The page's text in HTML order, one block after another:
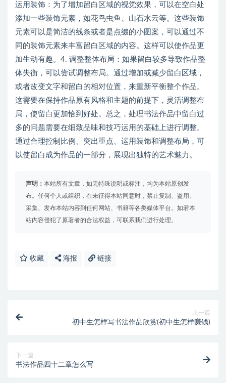
运用装饰：为了增加留白区域的视觉效果，可以在空白处
添加一些装饰元素，如花鸟虫鱼、山石水云等。这些装饰
元素可以是简洁的线条或者是点缀的小图案，可以通过不
同的装饰元素来丰富留白区域的内容。这样可以使作品更
加生动有趣。4. 调整整体布局：如果留白较多导致作品整
体失衡，可以尝试调整布局。通过增加或减少留白区域，
或者改变文字和留白的相对位置，来重新平衡整个作品。
这需要在保持作品原有风格和主题的前提下，灵活调整布
局，使留白更加恰到好处。总之，处理书法作品中留白过
多的问题需要在细致品味和技巧运用的基础上进行调整。
通过合理控制比例、突出重点、运用装饰和调整布局，可
以使留白成为作品的一部分，展现出独特的艺术魅力。
声明： 本站所有文章，如无特殊说明或标注，均为本站原创发
布。任何个人或组织，在未征得本站同意时，禁止复制、盗用、
采集、发布本站内容到任何网站、书籍等各类媒体平台。如若本
站内容侵犯了原著者的合法权益，可联系我们进行处理。
收藏 海报 链接
上一篇
初中生怎样写书法作品欣赏(初中生怎样赚钱)
下一篇
书法作品四十二章怎么写